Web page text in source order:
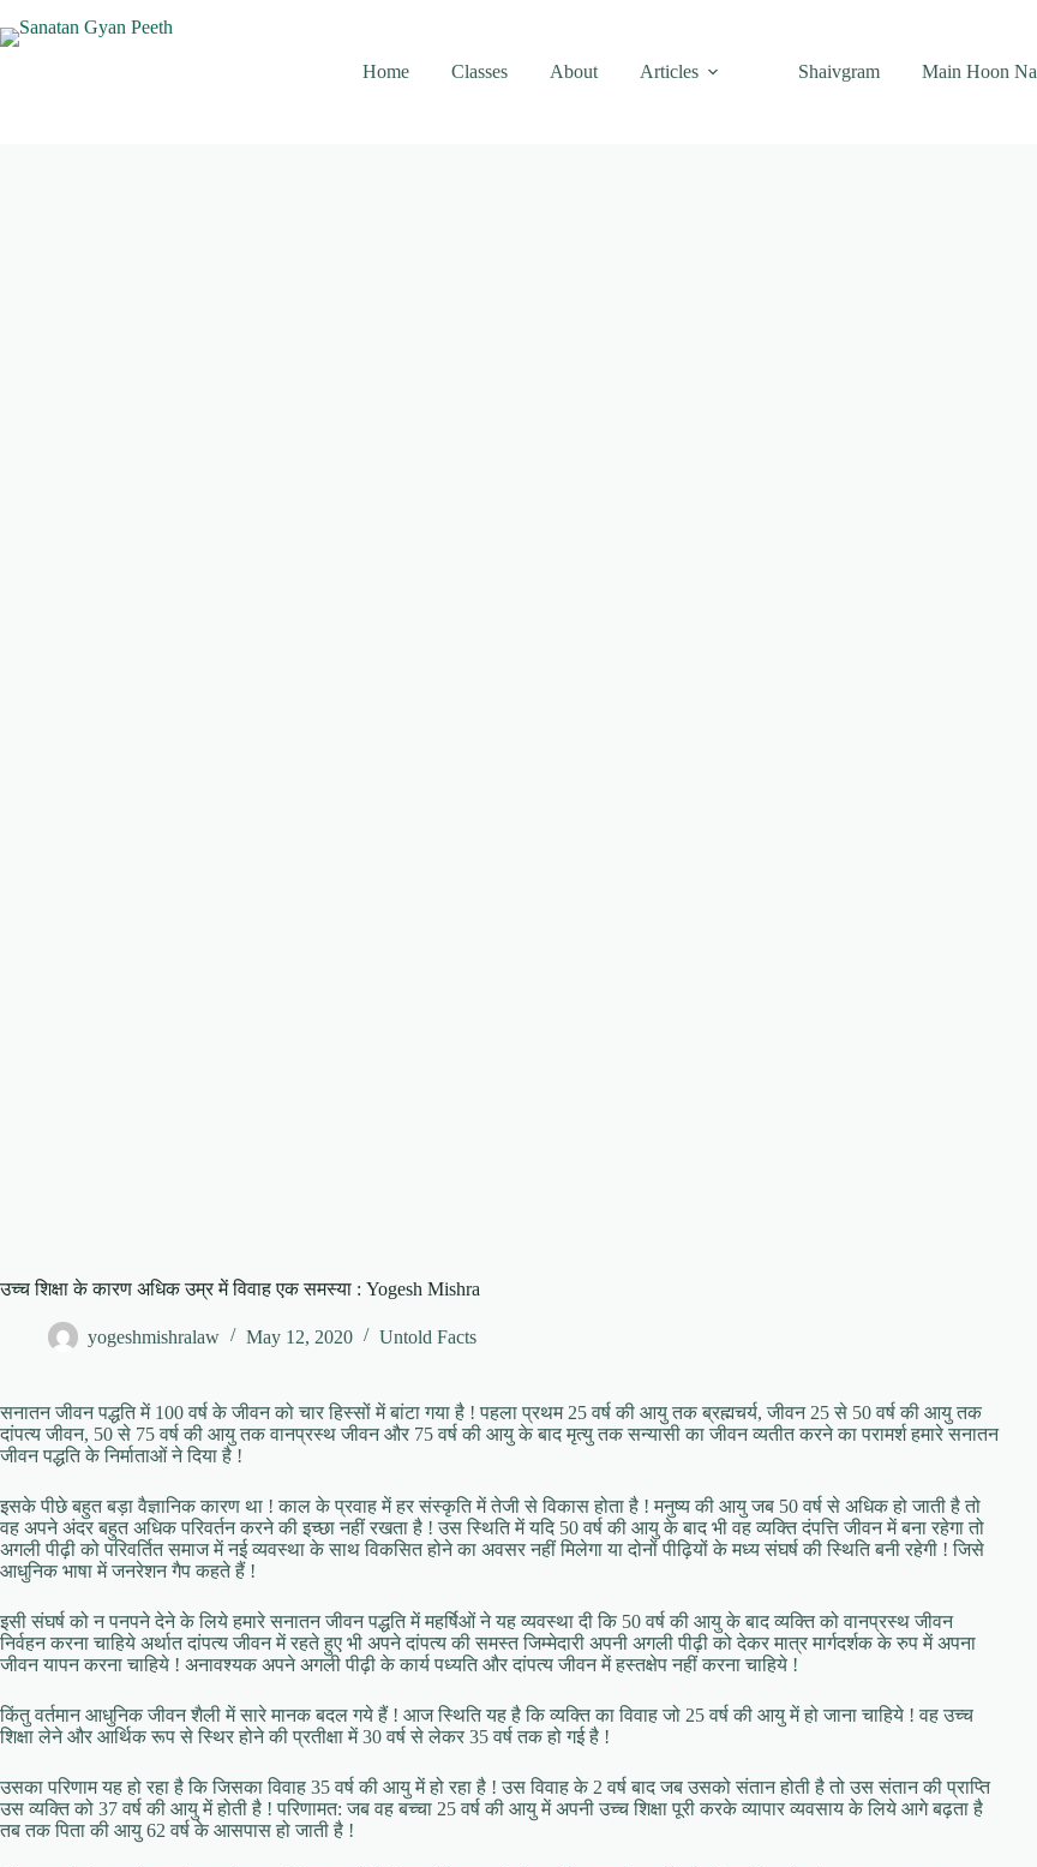
to
content
Home
Classes About Articles Shaivgram Main Hoon Na
उच्च शिक्षा के कारण अधिक उम्र में विवाह एक समस्या : Yogesh Mishra
yogeshmishralaw May 12, 2020 Untold Facts
सनातन जीवन पद्धति में 100 वर्ष के जीवन को चार हिस्सों में बांटा गया है ! पहला प्रथम 25 वर्ष की आयु तक ब्रह्मचर्य, जीवन 25 से 50 वर्ष की आयु तक
दांपत्य जीवन, 50 से 75 वर्ष की आयु तक वानप्रस्थ जीवन और 75 वर्ष की आयु के बाद मृत्यु तक सन्यासी का जीवन व्यतीत करने का परामर्श हमारे सनातन
जीवन पद्धति के निर्माताओं ने दिया है !
इसके पीछे बहुत बड़ा वैज्ञानिक कारण था ! काल के प्रवाह में हर संस्कृति में तेजी से विकास होता है ! मनुष्य की आयु जब 50 वर्ष से अधिक हो जाती है तो
वह अपने अंदर बहुत अधिक परिवर्तन करने की इच्छा नहीं रखता है ! उस स्थिति में यदि 50 वर्ष की आयु के बाद भी वह व्यक्ति दंपत्ति जीवन में बना रहेगा तो
अगली पीढ़ी को परिवर्तित समाज में नई व्यवस्था के साथ विकसित होने का अवसर नहीं मिलेगा या दोनों पीढ़ियों के मध्य संघर्ष की स्थिति बनी रहेगी ! जिसे
आधुनिक भाषा में जनरेशन गैप कहते हैं !
इसी संघर्ष को न पनपने देने के लिये हमारे सनातन जीवन पद्धति में महर्षिओं ने यह व्यवस्था दी कि 50 वर्ष की आयु के बाद व्यक्ति को वानप्रस्थ जीवन
निर्वहन करना चाहिये अर्थात दांपत्य जीवन में रहते हुए भी अपने दांपत्य की समस्त जिम्मेदारी अपनी अगली पीढ़ी को देकर मात्र मार्गदर्शक के रुप में अपना
जीवन यापन करना चाहिये ! अनावश्यक अपने अगली पीढ़ी के कार्य पध्यति और दांपत्य जीवन में हस्तक्षेप नहीं करना चाहिये !
किंतु वर्तमान आधुनिक जीवन शैली में सारे मानक बदल गये हैं ! आज स्थिति यह है कि व्यक्ति का विवाह जो 25 वर्ष की आयु में हो जाना चाहिये ! वह उच्च
शिक्षा लेने और आर्थिक रूप से स्थिर होने की प्रतीक्षा में 30 वर्ष से लेकर 35 वर्ष तक हो गई है !
उसका परिणाम यह हो रहा है कि जिसका विवाह 35 वर्ष की आयु में हो रहा है ! उस विवाह के 2 वर्ष बाद जब उसको संतान होती है तो उस संतान की प्राप्ति
उस व्यक्ति को 37 वर्ष की आयु में होती है ! परिणामत: जब वह बच्चा 25 वर्ष की आयु में अपनी उच्च शिक्षा पूरी करके व्यापार व्यवसाय के लिये आगे बढ़ता है
तब तक पिता की आयु 62 वर्ष के आसपास हो जाती है !